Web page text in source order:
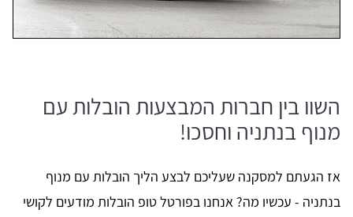
השוו בין חברות המבצעות הובלות עם
מנוף בנתניה וחסכו!
אז הגעתם למסקנה שעליכם לבצע הליך הובלות עם מנוף
בנתניה - עכשיו מה? אנחנו בפורטל טופ הובלות מודעים לקושי